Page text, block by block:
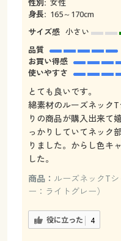
性別: 女性
身長: 165～170cm
サイズ感 小さい
品質
お買い得感
使いやすさ
とても良いです。
綿素材のルーズネック
りの商品が購入出来て
っかりしていてネック
りました。からし色キ
した。
商品： ルーズネックT
ー：ライトグレー）
役に立った 4